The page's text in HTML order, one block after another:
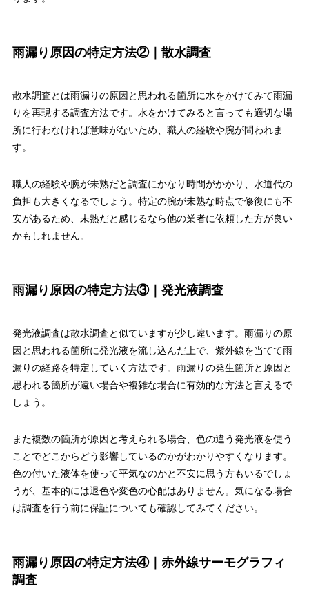
雨漏り原因の特定方法②｜散水調査
散水調査とは雨漏りの原因と思われる箇所に水をかけてみて雨漏
りを再現する調査方法です。水をかけてみると言っても適切な場
所に行わなければ意味がないため、職人の経験や腕が問われま
す。
職人の経験や腕が未熟だと調査にかなり時間がかかり、水道代の
負担も大きくなるでしょう。特定の腕が未熟な時点で修復にも不
安があるため、未熟だと感じるなら他の業者に依頼した方が良い
かもしれません。
雨漏り原因の特定方法③｜発光液調査
発光液調査は散水調査と似ていますが少し違います。雨漏りの原
因と思われる箇所に発光液を流し込んだ上で、紫外線を当てて雨
漏りの経路を特定していく方法です。雨漏りの発生箇所と原因と
思われる箇所が遠い場合や複雑な場合に有効的な方法と言えるで
しょう。
また複数の箇所が原因と考えられる場合、色の違う発光液を使う
ことでどこからどう影響しているのかがわかりやすくなります。
色の付いた液体を使って平気なのかと不安に思う方もいるでしょ
うが、基本的には退色や変色の心配はありません。気になる場合
は調査を行う前に保証についても確認してみてください。
雨漏り原因の特定方法④｜赤外線サーモグラフィ
調査